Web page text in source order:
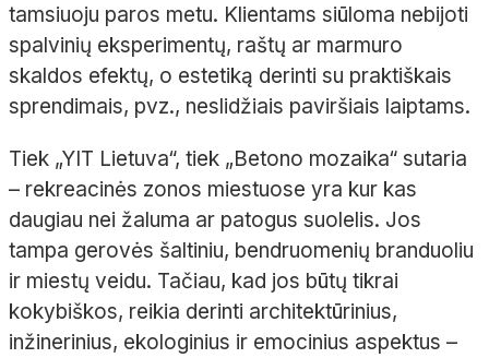
tamsiuoju paros metu. Klientams siūloma nebijoti
spalvinių eksperimentų, raštų ar marmuro
skaldos efektų, o estetiką derinti su praktiškais
sprendimais, pvz., neslidžiais paviršiais laiptams.
Tiek „YIT Lietuva“, tiek „Betono mozaika“ sutaria
– rekreacinės zonos miestuose yra kur kas
daugiau nei žaluma ar patogus suolelis. Jos
tampa gerovės šaltiniu, bendruomenių branduoliu
ir miestų veidu. Tačiau, kad jos būtų tikrai
kokybiškos, reikia derinti architektūrinius,
inžinerinius, ekologinius ir emocinius aspektus –